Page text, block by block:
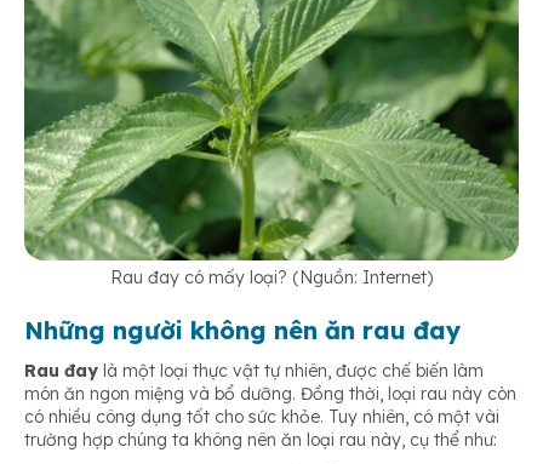
Rau đay có mấy loại? (Nguồn: Internet)
Những người không nên ăn rau đay
Rau đay là một loại thực vật tự nhiên, được chế biến làm
món ăn ngon miệng và bổ dưỡng. Đồng thời, loại rau này còn
có nhiều công dụng tốt cho sức khỏe. Tuy nhiên, có một vài
trường hợp chúng ta không nên ăn loại rau này, cụ thể như: